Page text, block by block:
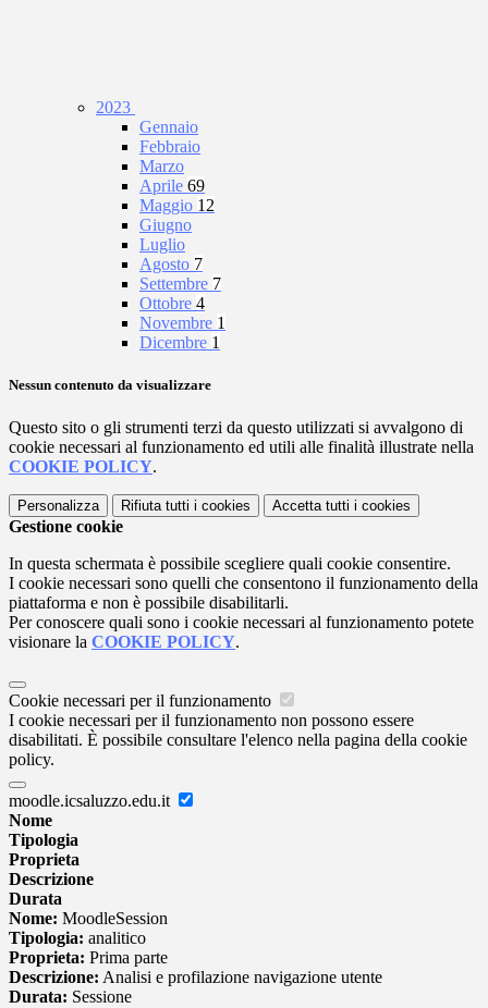
2023
Gennaio
Febbraio
Marzo
Aprile 69
Maggio 12
Giugno
Luglio
Agosto 7
Settembre 7
Ottobre 4
Novembre 1
Dicembre 1
Nessun contenuto da visualizzare
Questo sito o gli strumenti terzi da questo utilizzati si avvalgono di
cookie necessari al funzionamento ed utili alle finalità illustrate nella
COOKIE POLICY.
Personalizza Rifiuta tutti i cookies Accetta tutti i cookies
Gestione cookie
In questa schermata è possibile scegliere quali cookie consentire.
I cookie necessari sono quelli che consentono il funzionamento della
piattaforma e non è possibile disabilitarli.
Per conoscere quali sono i cookie necessari al funzionamento potete
visionare la COOKIE POLICY.
Cookie necessari per il funzionamento
I cookie necessari per il funzionamento non possono essere
disabilitati. È possibile consultare l'elenco nella pagina della cookie
policy.
moodle.icsaluzzo.edu.it
Nome
Tipologia
Proprieta
Descrizione
Durata
Nome: MoodleSession
Tipologia: analitico
Proprieta: Prima parte
Descrizione: Analisi e profilazione navigazione utente
Durata: Sessione